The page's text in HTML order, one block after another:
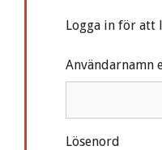
Logga in för att
Användarnamn
Lösenord